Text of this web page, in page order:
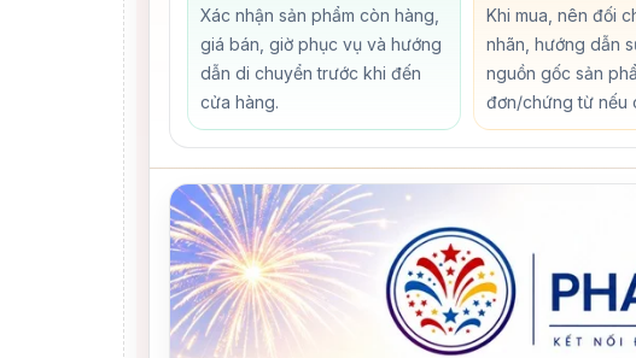
Xác nhận sản phẩm còn hàng,
giá bán, giờ phục vụ và hướng
dẫn di chuyển trước khi đến
cửa hàng.
Khi mua, nên đối
nhãn, hướng dẫn
nguồn gốc sản
đơn/chứng từ nếu